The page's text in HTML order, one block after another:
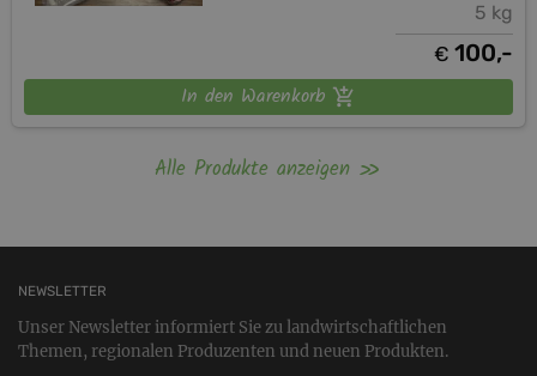
5 kg
€ 100,-
In den Warenkorb
Alle Produkte anzeigen
NEWSLETTER
Unser Newsletter informiert Sie zu landwirtschaftlichen
Themen, regionalen Produzenten und neuen Produkten.